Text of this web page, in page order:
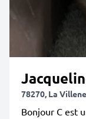
78270, La
Bonjour C est